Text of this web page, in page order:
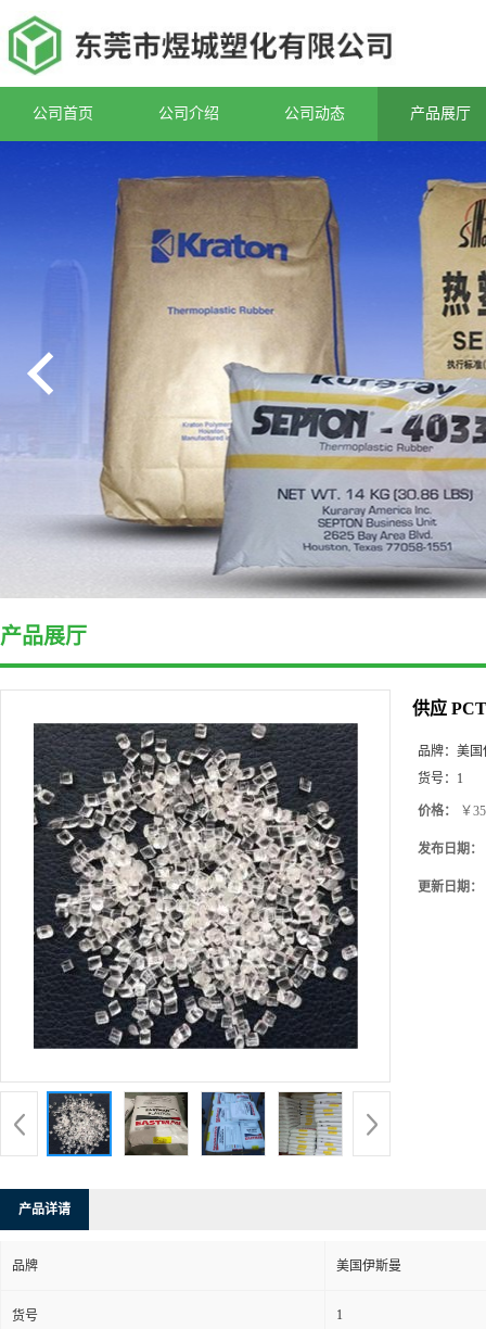
公司首页 公司介绍 公司动态 产品展厅
产品展厅
供应
品牌： 美国
货号： 1
价格： ￥
发布日期：
更新日期：
产品详请
品牌 美国伊斯曼
货号 1